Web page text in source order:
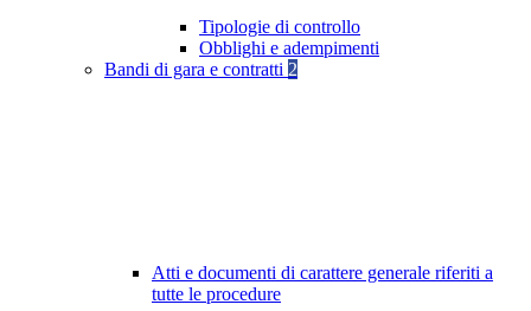
Tipologie di controllo
Obblighi e adempimenti
Bandi di gara e contratti 2
Atti e documenti di carattere generale riferiti a
tutte le procedure